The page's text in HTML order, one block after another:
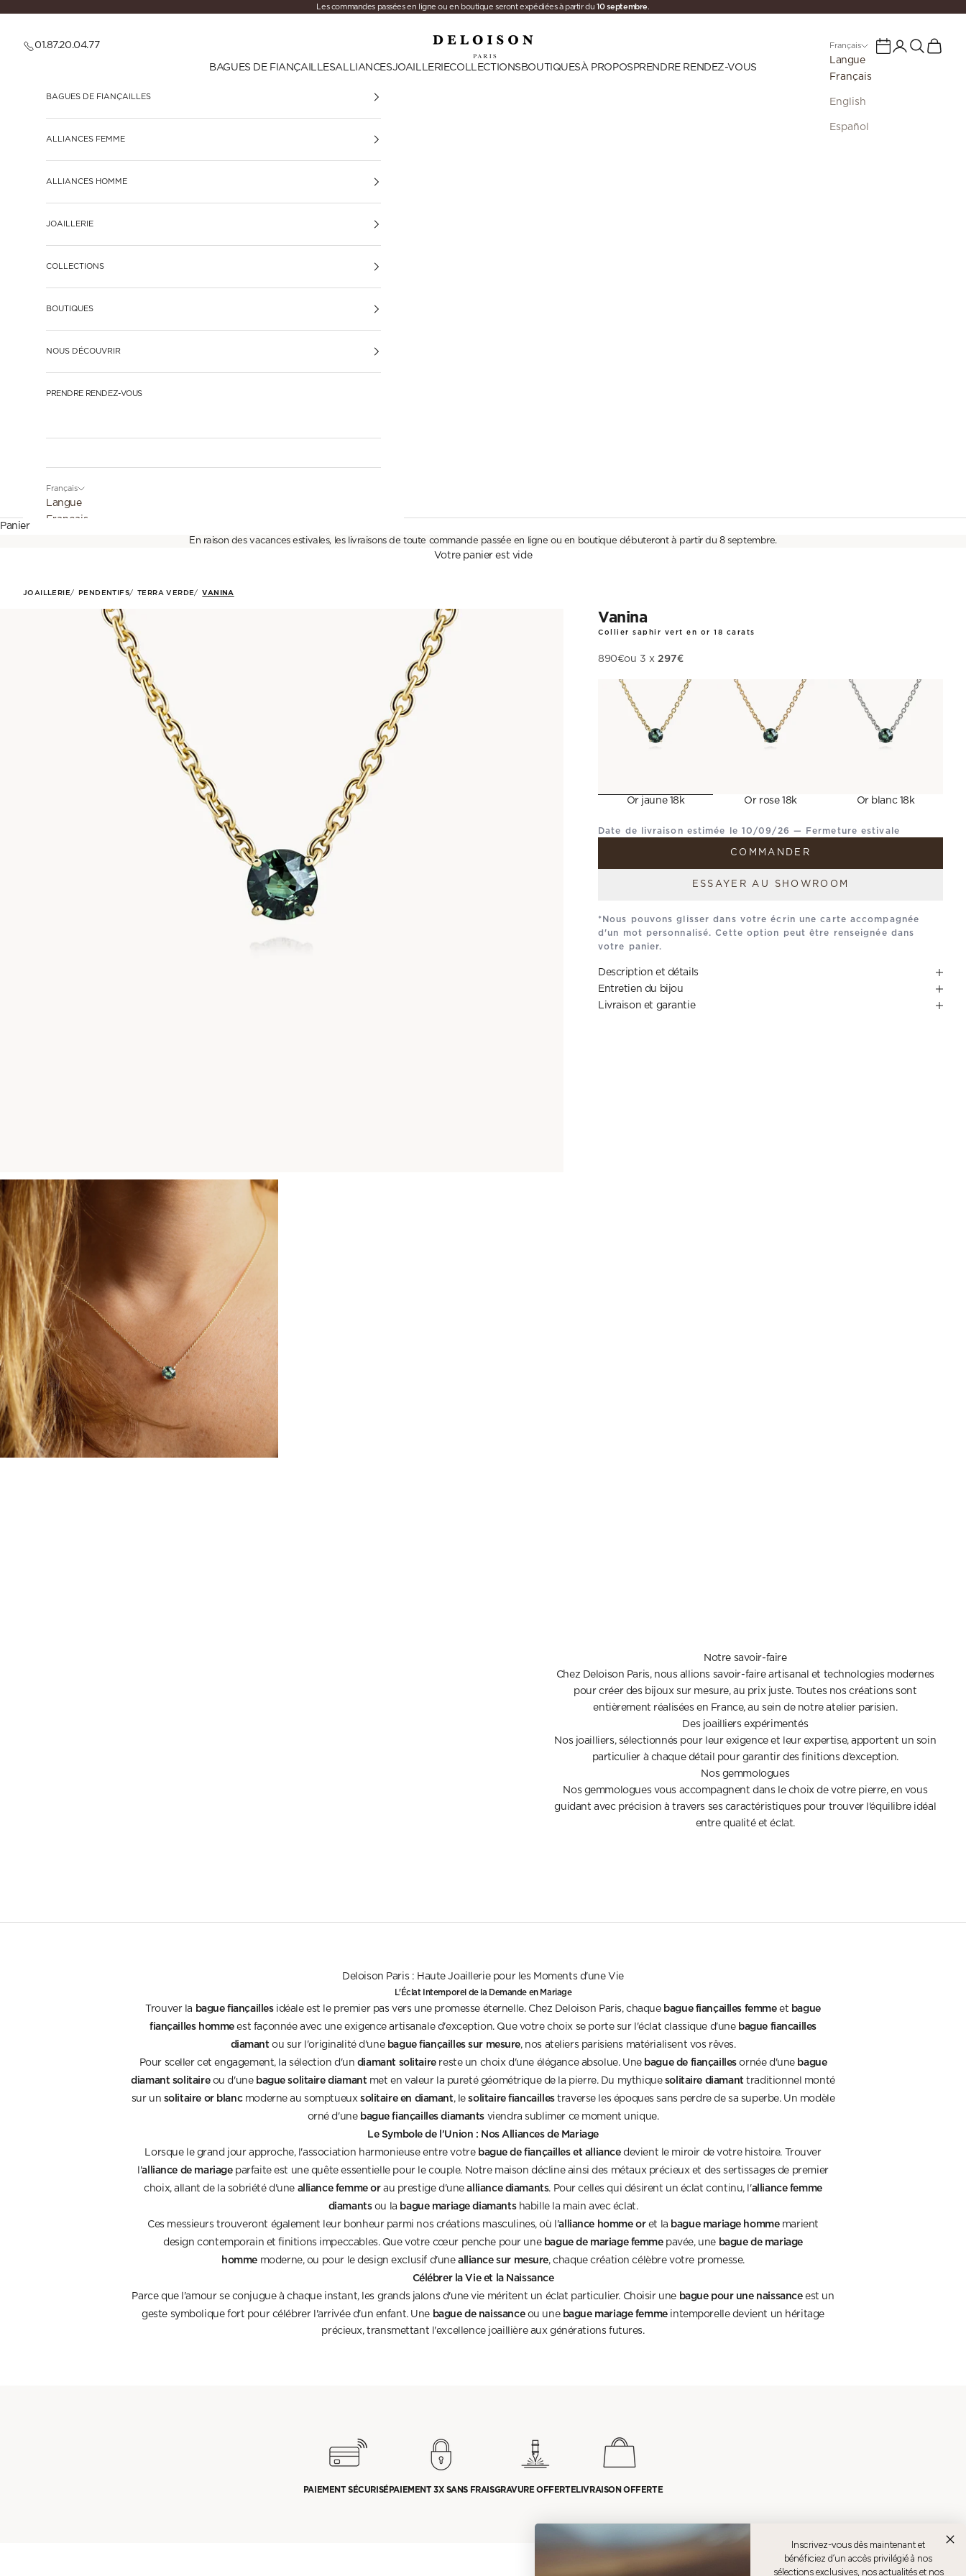
Les commandes passées en ligne ou en boutique seront expédiées à partir du 10 septembre.
01.87.20.04.77
Deloison Paris
BAGUES DE FIANÇAILLESALLIANCESJOAILLERIECOLLECTIONS BOUTIQUESÀ PROPOS PRENDRE RENDEZ-VOUS
Français
Langue
Français
English
Español
CalendarConnexion
Recherche
Panier
BAGUES DE FIANÇAILLES
ALLIANCES FEMME
ALLIANCES HOMME
JOAILLERIE
COLLECTIONS
BOUTIQUES
NOUS DÉCOUVRIR
PRENDRE RENDEZ-VOUS
Français
Langue
Français
Panier
En raison des vacances estivales, les livraisons de toute commande passée en ligne ou en boutique débuteront à partir du 8 septembre.
Votre panier est vide
JOAILLERIE PENDENTIFS TERRA VERDE VANINA
Vanina
Collier saphir vert en or 18 carats
Prix de vente
890€ou 3 x297€
Métal
Or jaune 18k Or rose 18k Or blanc 18k
Date de livraison estimée le 10/09/26 — Fermeture estivale
COMMANDER
ESSAYER AU SHOWROOM
*Nous pouvons glisser dans votre écrin une carte accompagnée
d'un mot personnalisé. Cette option peut être renseignée dans
votre panier.
Description et détails
Entretien du bijou
Livraison et garantie
Notre savoir-faire
Chez Deloison Paris, nous allions savoir-faire artisanal et technologies modernes
pour créer des bijoux sur mesure, au prix juste. Toutes nos créations sont
entièrement réalisées en France, au sein de notre atelier parisien.
Des joailliers expérimentés
Nos joailliers, sélectionnés pour leur exigence et leur expertise, apportent un soin
particulier à chaque détail pour garantir des finitions d’exception.
Nos gemmologues
Nos gemmologues vous accompagnent dans le choix de votre pierre, en vous
guidant avec précision à travers ses caractéristiques pour trouver l’équilibre idéal
entre qualité et éclat.
Deloison Paris : Haute Joaillerie pour les Moments d'une Vie
L'Éclat Intemporel de la Demande en Mariage
Trouver la bague fiançaillesidéale est le premier pas vers une promesse éternelle. Chez Deloison Paris, chaque bague fiançailles femmeet bague
fiançailles hommeest façonnée avec une exigence artisanale d'exception. Que votre choix se porte sur l'éclat classique d'une bague fiancailles
diamant ou sur l'originalité d'une bague fiançailles sur mesure, nos ateliers parisiens matérialisent vos rêves.
Pour sceller cet engagement, la sélection d'un diamant solitairereste un choix d'une élégance absolue. Une bague de fiançaillesornée d'une bague
diamant solitaireou d'une bague solitaire diamant met en valeur la pureté géométrique de la pierre. Du mythique solitaire diamant traditionnel monté
sur un solitaire or blancmoderne au somptueux solitaire en diamant, lesolitaire fiancaillestraverse les époques sans perdre de sa superbe. Un modèle
orné d'une bague fiançailles diamants viendra sublimer ce moment unique.
Le Symbole de l'Union : Nos Alliances de Mariage
Lorsque le grand jour approche, l'association harmonieuse entre votre bague de fiançailles et alliancedevient le miroir de votre histoire. Trouver
l'alliance de mariageparfaite est une quête essentielle pour le couple. Notre maison décline ainsi des métaux précieux et des sertissages de premier
choix, allant de la sobriété d'une alliance femme orau prestige d'unealliance diamants. Pour celles qui désirent un éclat continu, l'alliance femme
diamantsou la bague mariage diamantshabille la main avec éclat.
Ces messieurs trouveront également leur bonheur parmi nos créations masculines, où l'alliance homme oret la bague mariage hommemarient
design contemporain et finitions impeccables. Que votre cœur penche pour une bague de mariage femmepavée, une bague de mariage
homme moderne, ou pour le design exclusif d'unealliance sur mesure, chaque création célèbre votre promesse.
Célébrer la Vie et la Naissance
Parce que l'amour se conjugue à chaque instant, les grands jalons d'une vie méritent un éclat particulier. Choisir une bague pour une naissanceest un
geste symbolique fort pour célébrer l'arrivée d'un enfant. Une bague de naissanceou une bague mariage femmeintemporelle devient un héritage
précieux, transmettant l'excellence joaillière aux générations futures.
PAIEMENT SÉCURISÉ PAIEMENT 3X SANS FRAISGRAVURE OFFERTELIVRAISON OFFERTE
Inscrivez-vous dès maintenant et
bénéficiez d’un accès privilégié à nos
sélections exclusives, nos actualités et nos